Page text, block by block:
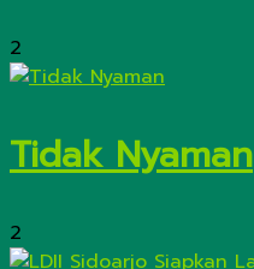
2
Tidak Nyaman
2